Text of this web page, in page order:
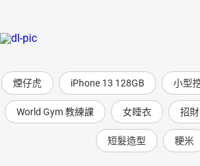
煙仔虎 iPhone 13 128GB 小型
World Gym 教練課 女睡衣 招
短髮造型 粳米